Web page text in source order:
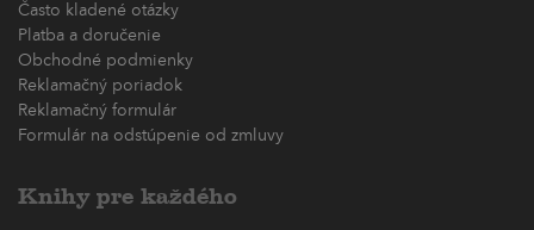
Často kladené otázky
Platba a doručenie
Obchodné podmienky
Reklamačný poriadok
Reklamačný formulár
Formulár na odstúpenie od zmluvy
Knihy pre každého